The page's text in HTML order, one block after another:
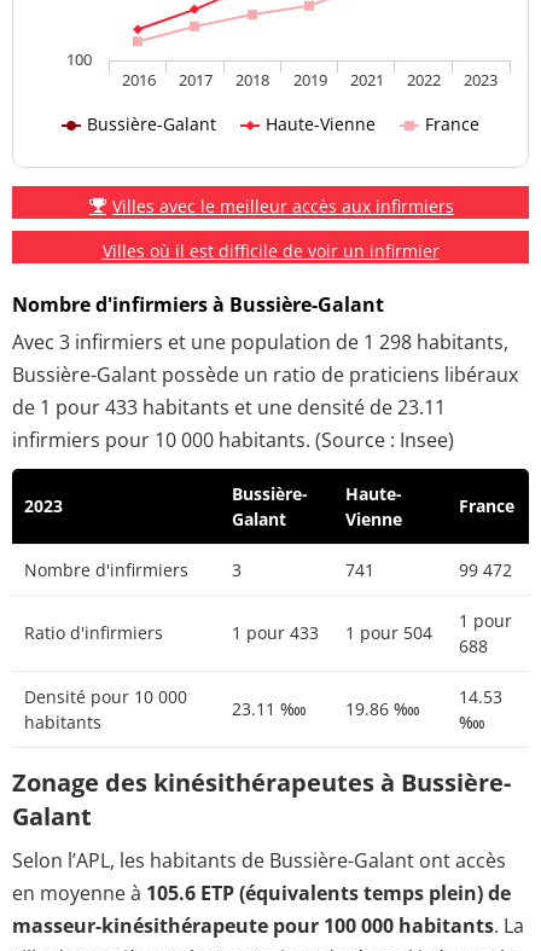
Bussière-Galant Haute-Vienne France
2016 2017 2018 2019 2021 2022 2023
100
Villes avec le meilleur accès aux infirmiers
Villes où il est difficile de voir un infirmier
Nombre d'infirmiers à Bussière-Galant
Avec 3 infirmiers et une population de 1 298 habitants,
Bussière-Galant possède un ratio de praticiens libéraux
de 1 pour 433 habitants et une densité de 23.11
infirmiers pour 10 000 habitants. (Source : Insee)
2023
Bussière-
Galant
Haute-
Vienne
France
Nombre d'infirmiers 3 741 99 472
Ratio d'infirmiers 1 pour 433 1 pour 504
1 pour
688
Densité pour 10 000
habitants
23.11 ‱ 19.86 ‱
14.53
‱
Zonage des kinésithérapeutes à Bussière-
Galant
Selon l’APL, les habitants de Bussière-Galant ont accès
en moyenne à 105.6 ETP (équivalents temps plein) de
masseur-kinésithérapeute pour 100 000 habitants. La